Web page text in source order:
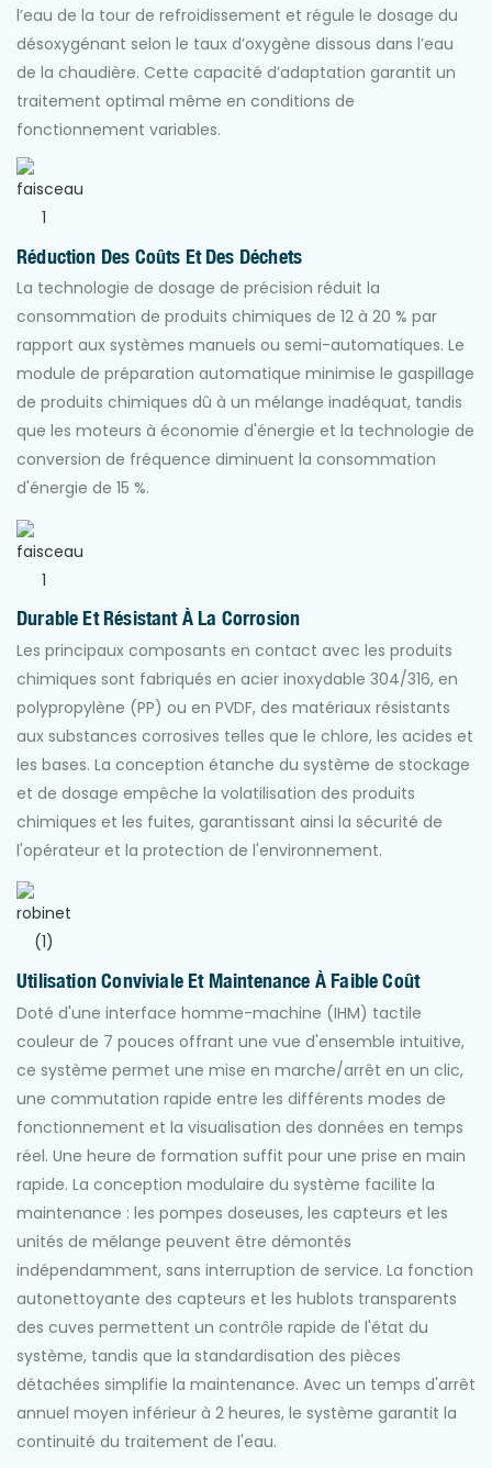
l’eau de la tour de refroidissement et régule le dosage du
désoxygénant selon le taux d’oxygène dissous dans l’eau
de la chaudière. Cette capacité d’adaptation garantit un
traitement optimal même en conditions de
fonctionnement variables.
Réduction Des Coûts Et Des Déchets
La technologie de dosage de précision réduit la
consommation de produits chimiques de 12 à 20 % par
rapport aux systèmes manuels ou semi-automatiques. Le
module de préparation automatique minimise le gaspillage
de produits chimiques dû à un mélange inadéquat, tandis
que les moteurs à économie d'énergie et la technologie de
conversion de fréquence diminuent la consommation
d'énergie de 15 %.
Durable Et Résistant À La Corrosion
Les principaux composants en contact avec les produits
chimiques sont fabriqués en acier inoxydable 304/316, en
polypropylène (PP) ou en PVDF, des matériaux résistants
aux substances corrosives telles que le chlore, les acides et
les bases. La conception étanche du système de stockage
et de dosage empêche la volatilisation des produits
chimiques et les fuites, garantissant ainsi la sécurité de
l'opérateur et la protection de l'environnement.
Utilisation Conviviale Et Maintenance À Faible Coût
Doté d'une interface homme-machine (IHM) tactile
couleur de 7 pouces offrant une vue d'ensemble intuitive,
ce système permet une mise en marche/arrêt en un clic,
une commutation rapide entre les différents modes de
fonctionnement et la visualisation des données en temps
réel. Une heure de formation suffit pour une prise en main
rapide. La conception modulaire du système facilite la
maintenance : les pompes doseuses, les capteurs et les
unités de mélange peuvent être démontés
indépendamment, sans interruption de service. La fonction
autonettoyante des capteurs et les hublots transparents
des cuves permettent un contrôle rapide de l'état du
système, tandis que la standardisation des pièces
détachées simplifie la maintenance. Avec un temps d'arrêt
annuel moyen inférieur à 2 heures, le système garantit la
continuité du traitement de l'eau.